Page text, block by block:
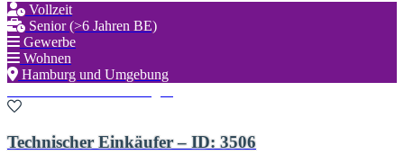
Vollzeit
Senior (>6 Jahren BE)
Gewerbe
Wohnen
Hamburg und Umgebung
Technischer Einkäufer – ID: 3506